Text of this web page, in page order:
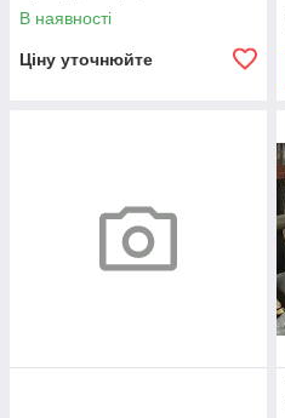
В наявності
Ціну уточнюйте